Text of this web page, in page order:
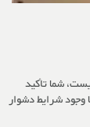
شما تأکید
وجود شرایط دشوار